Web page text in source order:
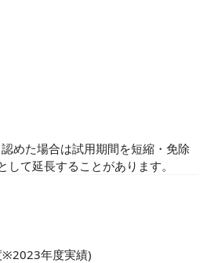
めた場合は試用期間を短縮・免除
して延長することがあります。
※2023年度実績)